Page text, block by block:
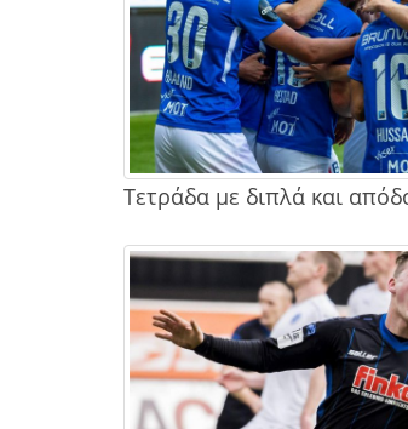
Τετράδα με διπλά και